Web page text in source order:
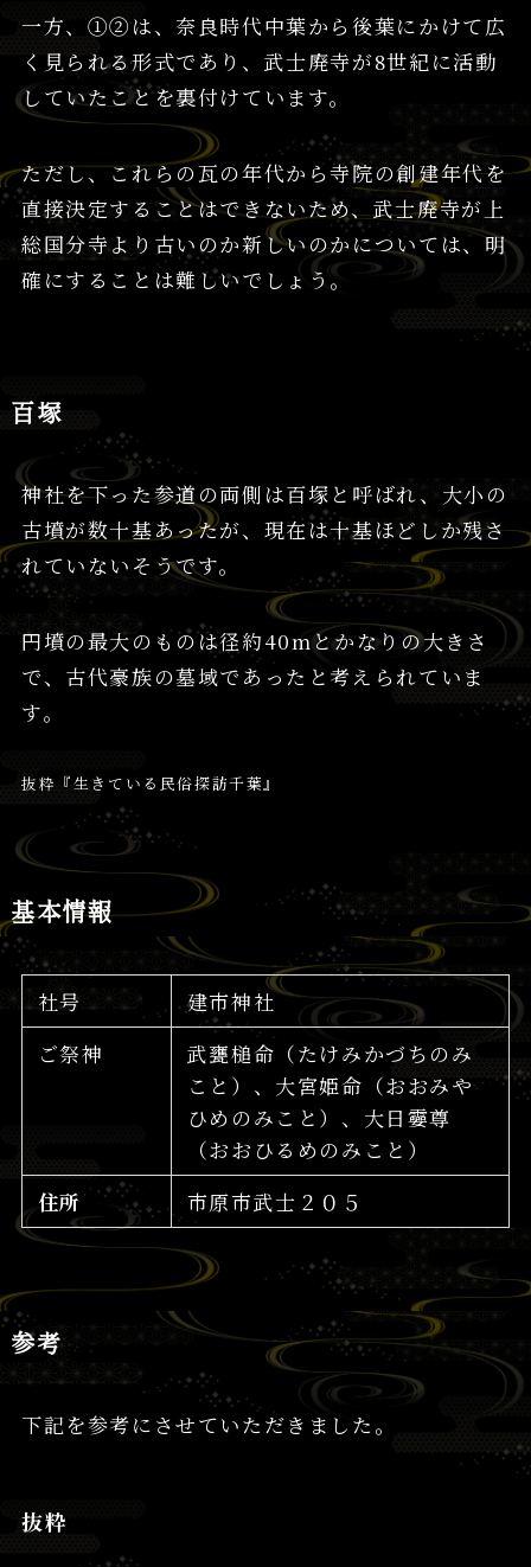
一方、①②は、奈良時代中葉から後葉にかけて広
く見られる形式であり、武士廃寺が8世紀に活動
していたことを裏付けています。
ただし、これらの瓦の年代から寺院の創建年代を
直接決定することはできないため、武士廃寺が上
総国分寺より古いのか新しいのかについては、明
確にすることは難しいでしょう。
百塚
神社を下った参道の両側は百塚と呼ばれ、大小の
古墳が数十基あったが、現在は十基ほどしか残さ
れていないそうです。
円墳の最大のものは径約40mとかなりの大きさ
で、古代豪族の墓域であったと考えられていま
す。
抜粋『生きている民俗探訪千葉』
基本情報
社号
建市神社
ご祭神
武甕槌命（たけみかづちのみ
こと）、大宮姫命（おおみや
ひめのみこと）、大日孁尊
（おおひるめのみこと）
住所
市原市武士２０５
参考
下記を参考にさせていただきました。
抜粋